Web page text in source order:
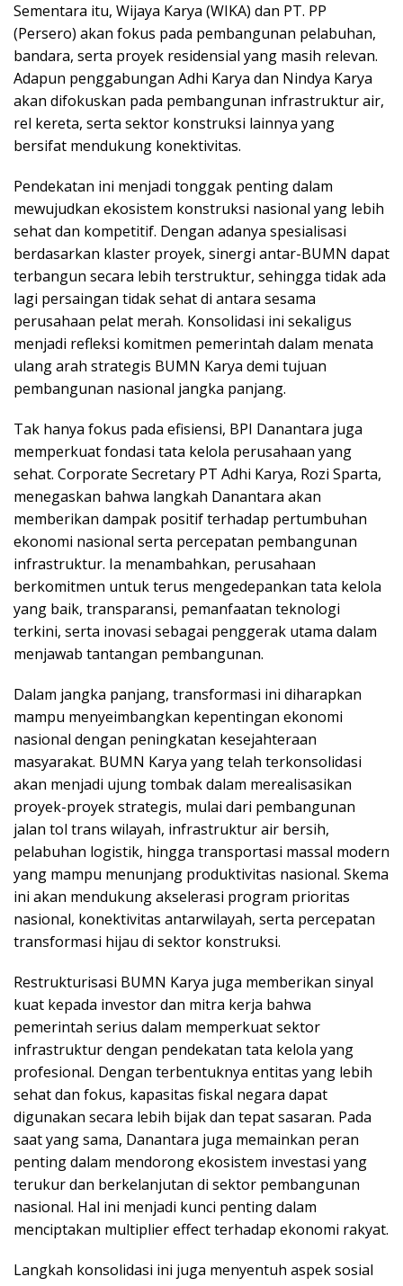
Sementara itu, Wijaya Karya (WIKA) dan PT. PP
(Persero) akan fokus pada pembangunan pelabuhan,
bandara, serta proyek residensial yang masih relevan.
Adapun penggabungan Adhi Karya dan Nindya Karya
akan difokuskan pada pembangunan infrastruktur air,
rel kereta, serta sektor konstruksi lainnya yang
bersifat mendukung konektivitas.
Pendekatan ini menjadi tonggak penting dalam
mewujudkan ekosistem konstruksi nasional yang lebih
sehat dan kompetitif. Dengan adanya spesialisasi
berdasarkan klaster proyek, sinergi antar-BUMN dapat
terbangun secara lebih terstruktur, sehingga tidak ada
lagi persaingan tidak sehat di antara sesama
perusahaan pelat merah. Konsolidasi ini sekaligus
menjadi refleksi komitmen pemerintah dalam menata
ulang arah strategis BUMN Karya demi tujuan
pembangunan nasional jangka panjang.
Tak hanya fokus pada efisiensi, BPI Danantara juga
memperkuat fondasi tata kelola perusahaan yang
sehat. Corporate Secretary PT Adhi Karya, Rozi Sparta,
menegaskan bahwa langkah Danantara akan
memberikan dampak positif terhadap pertumbuhan
ekonomi nasional serta percepatan pembangunan
infrastruktur. Ia menambahkan, perusahaan
berkomitmen untuk terus mengedepankan tata kelola
yang baik, transparansi, pemanfaatan teknologi
terkini, serta inovasi sebagai penggerak utama dalam
menjawab tantangan pembangunan.
Dalam jangka panjang, transformasi ini diharapkan
mampu menyeimbangkan kepentingan ekonomi
nasional dengan peningkatan kesejahteraan
masyarakat. BUMN Karya yang telah terkonsolidasi
akan menjadi ujung tombak dalam merealisasikan
proyek-proyek strategis, mulai dari pembangunan
jalan tol trans wilayah, infrastruktur air bersih,
pelabuhan logistik, hingga transportasi massal modern
yang mampu menunjang produktivitas nasional. Skema
ini akan mendukung akselerasi program prioritas
nasional, konektivitas antarwilayah, serta percepatan
transformasi hijau di sektor konstruksi.
Restrukturisasi BUMN Karya juga memberikan sinyal
kuat kepada investor dan mitra kerja bahwa
pemerintah serius dalam memperkuat sektor
infrastruktur dengan pendekatan tata kelola yang
profesional. Dengan terbentuknya entitas yang lebih
sehat dan fokus, kapasitas fiskal negara dapat
digunakan secara lebih bijak dan tepat sasaran. Pada
saat yang sama, Danantara juga memainkan peran
penting dalam mendorong ekosistem investasi yang
terukur dan berkelanjutan di sektor pembangunan
nasional. Hal ini menjadi kunci penting dalam
menciptakan multiplier effect terhadap ekonomi rakyat.
Langkah konsolidasi ini juga menyentuh aspek sosial